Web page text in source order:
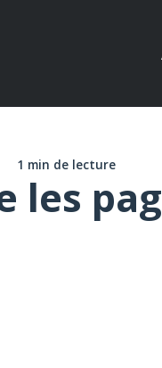
1 min de lecture
les